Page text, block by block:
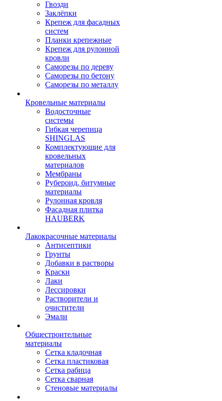
Гвозди
Заклёпки
Крепеж для фасадных
систем
Планки крепежные
Крепеж для рулонной
кровли
Саморезы по дереву
Саморезы по бетону
Саморезы по металлу
Кровельные материалы
Водосточные
системы
Гибкая черепица
SHINGLAS
Комплектующие для
кровельных
материалов
Мембраны
Рубероид, битумные
материалы
Рулонная кровля
Фасадная плитка
HAUBERK
Лакокрасочные материалы
Антисептики
Грунты
Добавки в растворы
Краски
Лаки
Лессировки
Растворители и
очистители
Эмали
Общестроительные
материалы
Сетка кладочная
Сетка пластиковая
Сетка рабица
Сетка сварная
Стеновые материалы